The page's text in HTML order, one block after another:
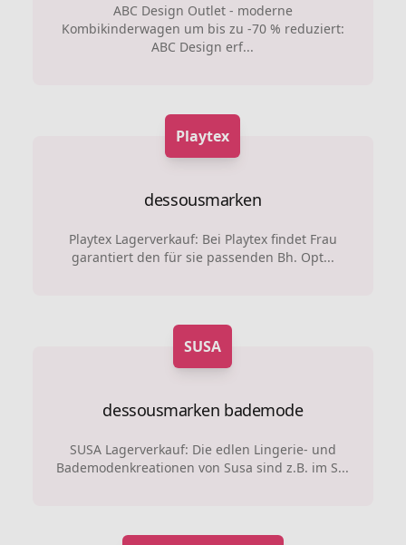
ABC Design Outlet - moderne
Kombikinderwagen um bis zu -70 % reduziert:
ABC Design erf...
Playtex
dessousmarken
Playtex Lagerverkauf: Bei Playtex findet Frau
garantiert den für sie passenden Bh. Opt...
SUSA
dessousmarken bademode
SUSA Lagerverkauf: Die edlen Lingerie- und
Bademodenkreationen von Susa sind z.B. im S...